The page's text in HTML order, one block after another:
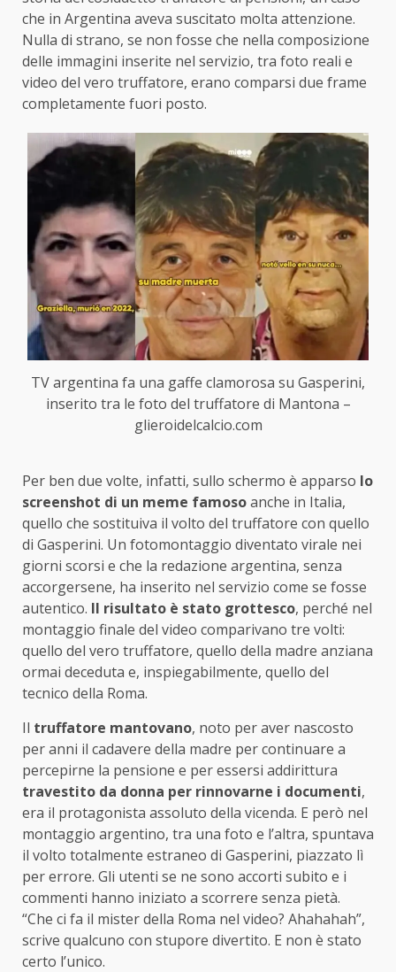
che in Argentina aveva suscitato molta attenzione.
Nulla di strano, se non fosse che nella composizione
delle immagini inserite nel servizio, tra foto reali e
video del vero truffatore, erano comparsi due frame
completamente fuori posto.
TV argentina fa una gaffe clamorosa su Gasperini,
inserito tra le foto del truffatore di Mantona –
glieroidelcalcio.com
Per ben due volte, infatti, sullo schermo è apparso lo
screenshot di un meme famosoanche in Italia,
quello che sostituiva il volto del truffatore con quello
di Gasperini. Un fotomontaggio diventato virale nei
giorni scorsi e che la redazione argentina, senza
accorgersene, ha inserito nel servizio come se fosse
autentico. Il risultato è stato grottesco, perché nel
montaggio finale del video comparivano tre volti:
quello del vero truffatore, quello della madre anziana
ormai deceduta e, inspiegabilmente, quello del
tecnico della Roma.
Il truffatore mantovano, noto per aver nascosto
per anni il cadavere della madre per continuare a
percepirne la pensione e per essersi addirittura
travestito da donna per rinnovarne i documenti,
era il protagonista assoluto della vicenda. E però nel
montaggio argentino, tra una foto e l’altra, spuntava
il volto totalmente estraneo di Gasperini, piazzato lì
per errore. Gli utenti se ne sono accorti subito e i
commenti hanno iniziato a scorrere senza pietà.
“Che ci fa il mister della Roma nel video? Ahahahah”,
scrive qualcuno con stupore divertito. E non è stato
certo l’unico.